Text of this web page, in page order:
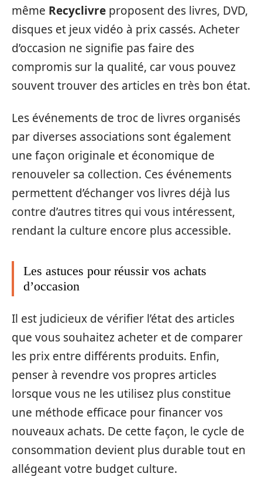
même Recyclivre proposent des livres, DVD,
disques et jeux vidéo à prix cassés. Acheter
d’occasion ne signifie pas faire des
compromis sur la qualité, car vous pouvez
souvent trouver des articles en très bon état.
Les événements de troc de livres organisés
par diverses associations sont également
une façon originale et économique de
renouveler sa collection. Ces événements
permettent d’échanger vos livres déjà lus
contre d’autres titres qui vous intéressent,
rendant la culture encore plus accessible.
Les astuces pour réussir vos achats
d’occasion
Il est judicieux de vérifier l’état des articles
que vous souhaitez acheter et de comparer
les prix entre différents produits. Enfin,
penser à revendre vos propres articles
lorsque vous ne les utilisez plus constitue
une méthode efficace pour financer vos
nouveaux achats. De cette façon, le cycle de
consommation devient plus durable tout en
allégeant votre budget culture.